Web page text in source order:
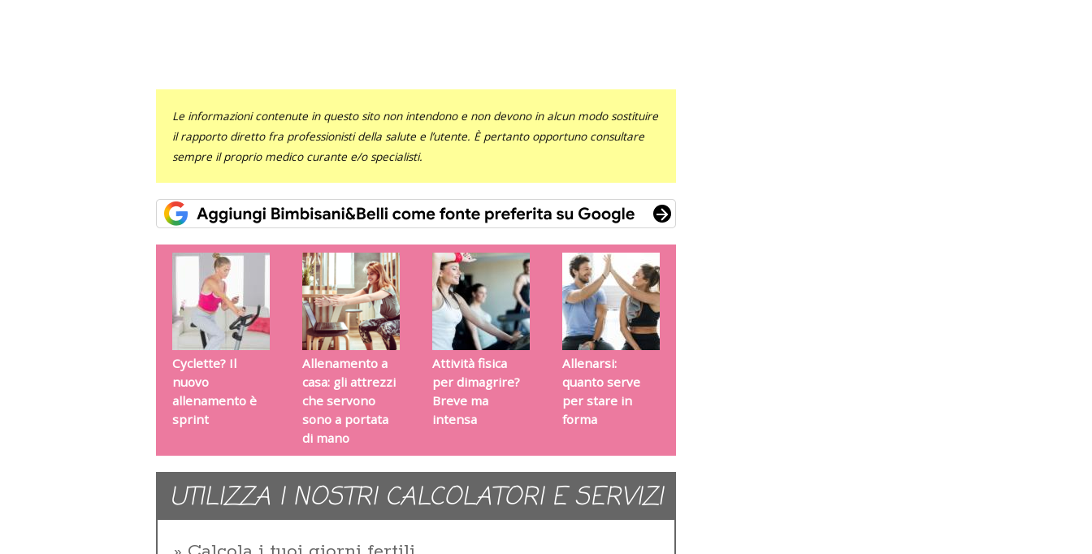
Le informazioni contenute in questo sito non intendono e non devono in alcun modo sostituire
il rapporto diretto fra professionisti della salute e l’utente. È pertanto opportuno consultare
sempre il proprio medico curante e/o specialisti.
Cyclette? Il
nuovo
allenamento è
sprint
Allenamento a
casa: gli attrezzi
che servono
sono a portata
di mano
Attività fisica
per dimagrire?
Breve ma
intensa
Allenarsi:
quanto serve
per stare in
forma
UTILIZZA I NOSTRI CALCOLATORI E SERVIZI